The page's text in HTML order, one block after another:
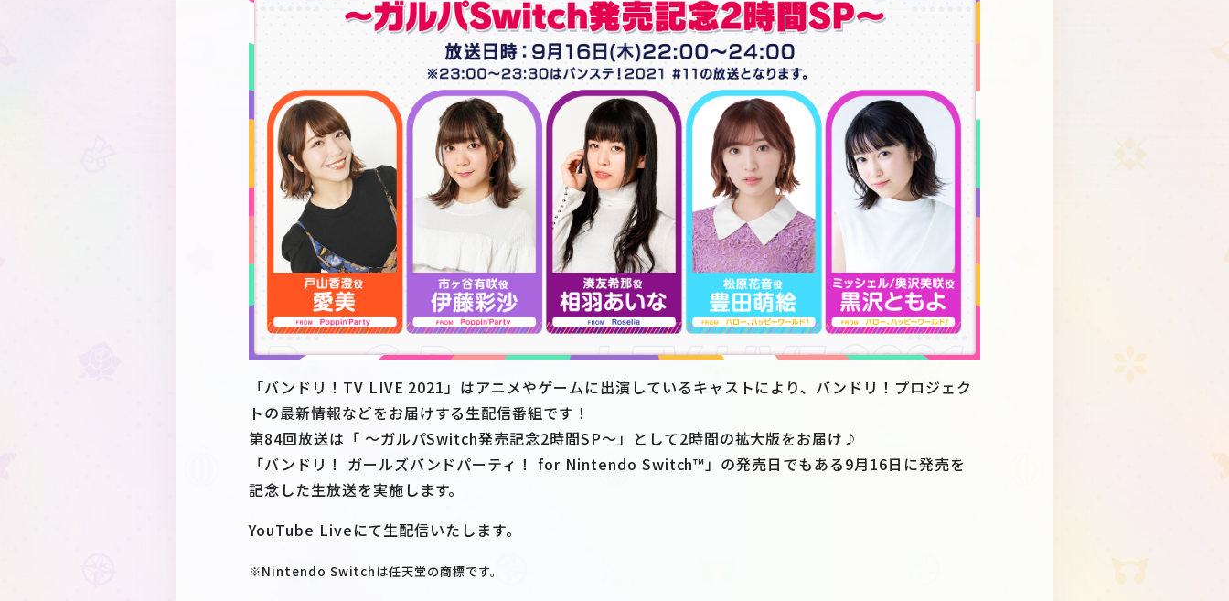
「バンドリ！TV LIVE 2021」はアニメやゲームに出演しているキャストにより、バンドリ！プロジェク
トの最新情報などをお届けする生配信番組です！
第84回放送は「 ～ガルパSwitch発売記念2時間SP～」として2時間の拡大版をお届け♪
「バンドリ！ ガールズバンドパーティ！ for Nintendo Switch™」の発売日でもある9月16日に発売を
記念した生放送を実施します。
YouTube Liveにて生配信いたします。
※Nintendo Switchは任天堂の商標です。